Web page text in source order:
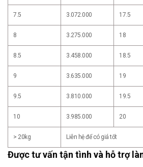
7.5 3.072.000 17.5
8 3.275.000 18
8.5 3.458.000 18.5
9 3.635.000 19
9.5 3.810.000 19.5
10 3.985.000 20
> 20kg Liên hệ để có giá tốt
Được tư vấn tận tình và hỗ trợ